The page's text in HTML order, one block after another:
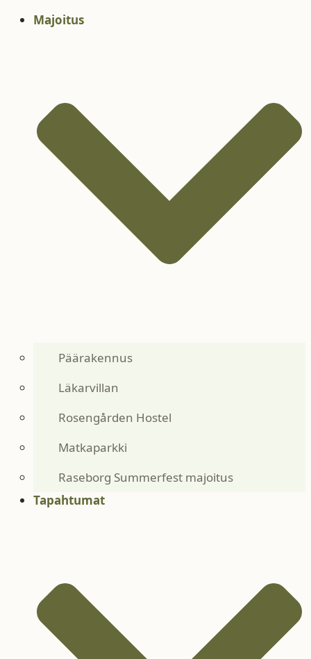
MeneMajoitus
Päärakennus
Läkarvillan
Rosengården Hostel
Matkaparkki
Raseborg Summerfest majoitus
Tapahtumat